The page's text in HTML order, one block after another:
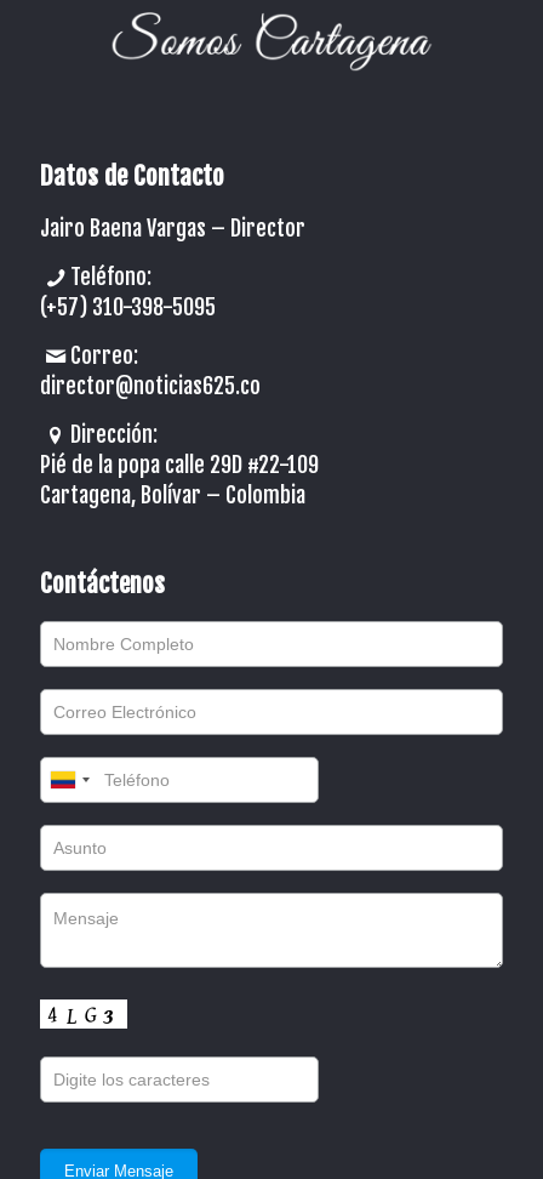
Datos de Contacto
Jairo Baena Vargas – Director
Teléfono:
(+57) 310-398-5095
Correo:
director@noticias625.co
Dirección:
Pié de la popa calle 29D #22-109
Cartagena, Bolívar – Colombia
Contáctenos